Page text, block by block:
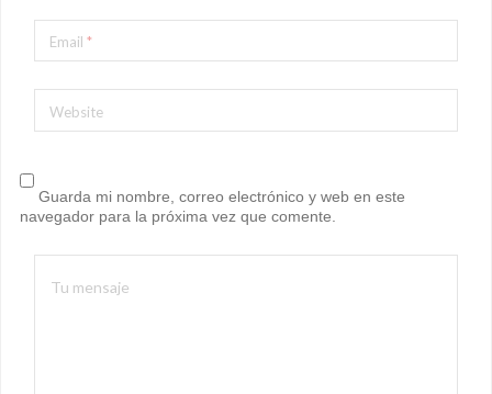
Email *
Website
Guarda mi nombre, correo electrónico y web en este
navegador para la próxima vez que comente.